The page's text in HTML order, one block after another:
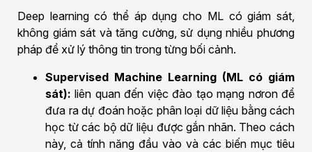
Deep learning có thể áp dụng cho ML có giám sát,
không giám sát và tăng cường, sử dụng nhiều phương
pháp để xử lý thông tin trong từng bối cảnh.
Supervised Machine Learning (ML có giám
sát): liên quan đến việc đào tạo mạng nơron để
đưa ra dự đoán hoặc phân loại dữ liệu bằng cách
học từ các bộ dữ liệu được gắn nhãn. Theo cách
này, cả tính năng đầu vào và các biến mục tiêu